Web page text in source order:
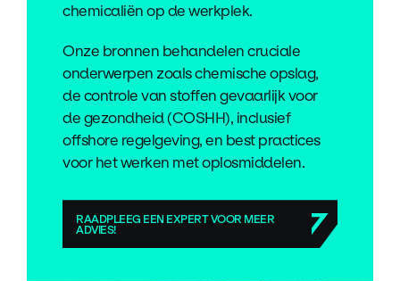
chemicaliën op de werkplek.
Onze bronnen behandelen cruciale
onderwerpen zoals chemische opslag,
de controle van stoffen gevaarlijk voor
de gezondheid (COSHH), inclusief
offshore regelgeving, en best practices
voor het werken met oplosmiddelen.
RAADPLEEG EEN EXPERT VOOR MEER
ADVIES!